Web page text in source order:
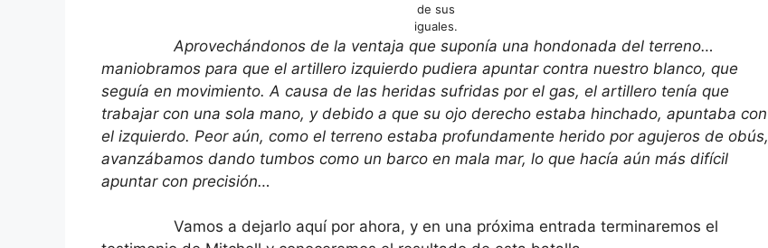
de sus
iguales.
Aprovechándonos de la ventaja que suponía una hondonada del terreno…
maniobramos para que el artillero izquierdo pudiera apuntar contra nuestro blanco, que
seguía en movimiento. A causa de las heridas sufridas por el gas, el artillero tenía que
trabajar con una sola mano, y debido a que su ojo derecho estaba hinchado, apuntaba con
el izquierdo. Peor aún, como el terreno estaba profundamente herido por agujeros de obús,
avanzábamos dando tumbos como un barco en mala mar, lo que hacía aún más difícil
apuntar con precisión…
Vamos a dejarlo aquí por ahora, y en una próxima entrada terminaremos el